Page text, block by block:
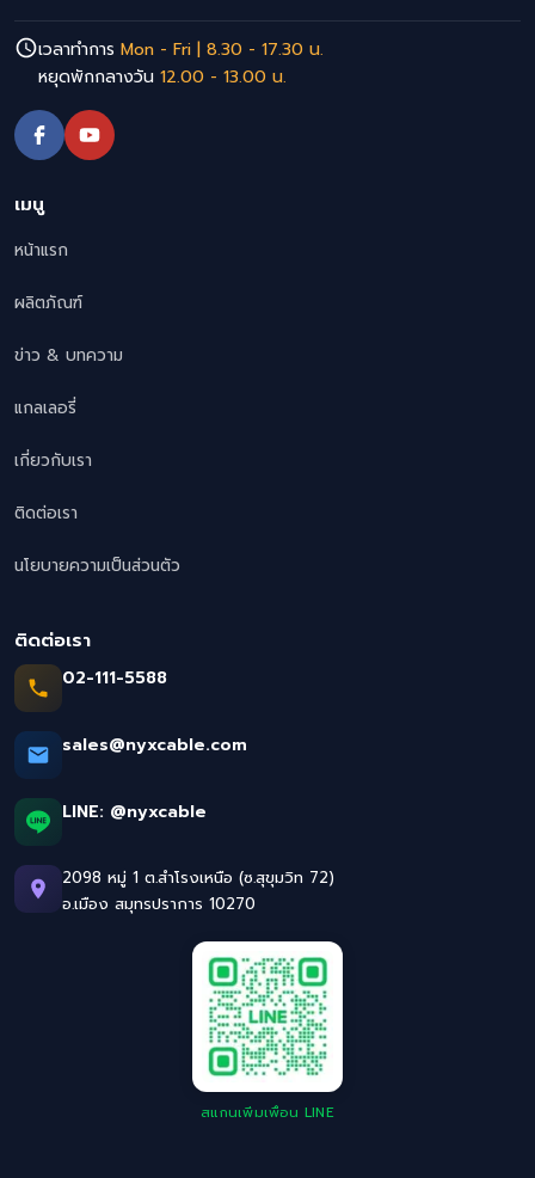
เวลาทำการ Mon - Fri | 8.30 - 17.30 น.
หยุดพักกลางวัน 12.00 - 13.00 น.
เมนู
หน้าแรก
ผลิตภัณฑ์
ข่าว & บทความ
แกลเลอรี่
เกี่ยวกับเรา
ติดต่อเรา
นโยบายความเป็นส่วนตัว
ติดต่อเรา
02-111-5588
sales@nyxcable.com
LINE: @nyxcable
2098 หมู่ 1 ต.สำโรงเหนือ (ซ.สุขุมวิท 72)
อ.เมือง สมุทรปราการ 10270
สแกนเพิ่มเพื่อน LINE